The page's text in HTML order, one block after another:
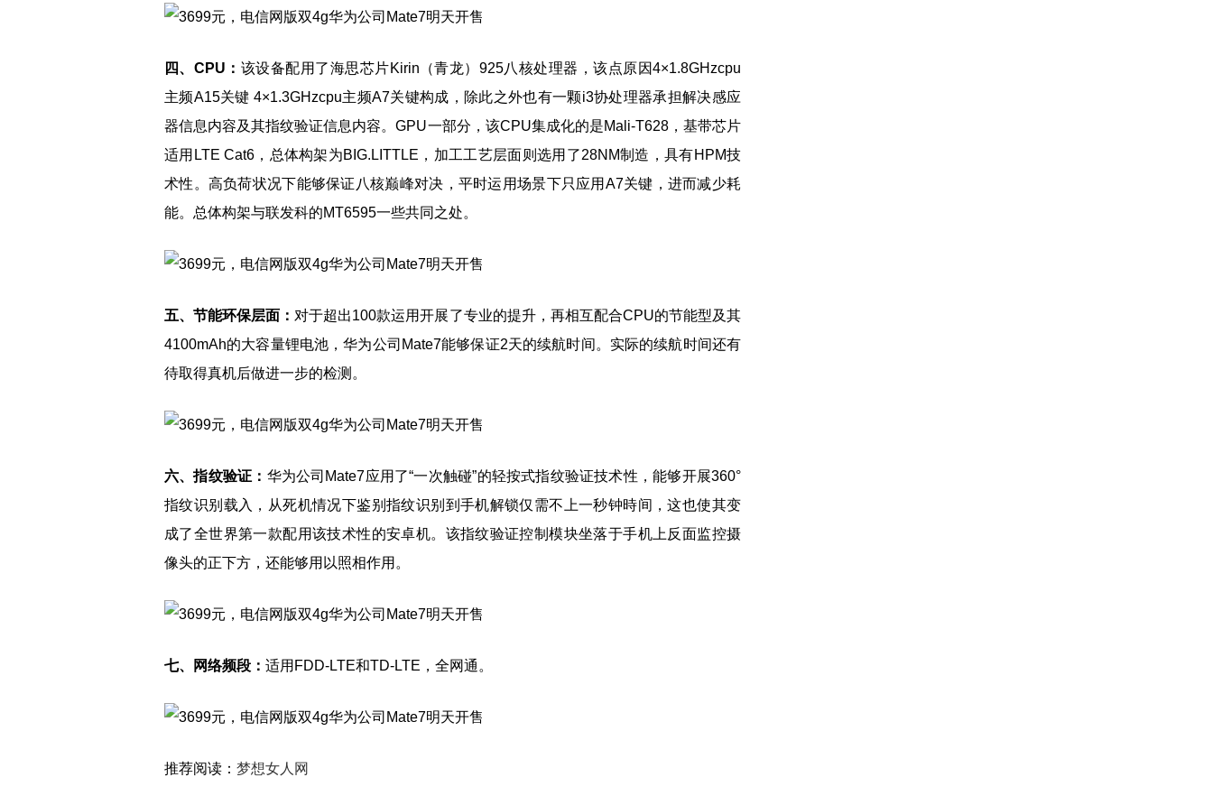
四、CPU： 该设备配用了海思芯片Kirin（青龙）925八核处理器，该点原因4×1.8GHzcpu
主频A15关键 4×1.3GHzcpu主频A7关键构成，除此之外也有一颗i3协处理器承担解决感应
器信息内容及其指纹验证信息内容。GPU一部分，该CPU集成化的是Mali-T628，基带芯片
适用LTE Cat6，总体构架为BIG.LITTLE，加工工艺层面则选用了28NM制造，具有HPM技
术性。高负荷状况下能够保证八核巅峰对决，平时运用场景下只应用A7关键，进而减少耗
能。总体构架与联发科的MT6595一些共同之处。
五、节能环保层面： 对于超出100款运用开展了专业的提升，再相互配合CPU的节能型及其
4100mAh的大容量锂电池，华为公司Mate7能够保证2天的续航时间。实际的续航时间还有
待取得真机后做进一步的检测。
六、指纹验证： 华为公司Mate7应用了“一次触碰”的轻按式指纹验证技术性，能够开展360°
指纹识别载入，从死机情况下鉴别指纹识别到手机解锁仅需不上一秒钟時间，这也使其变
成了全世界第一款配用该技术性的安卓机。该指纹验证控制模块坐落于手机上反面监控摄
像头的正下方，还能够用以照相作用。
七、网络频段： 适用FDD-LTE和TD-LTE，全网通。
推荐阅读： 梦想女人网